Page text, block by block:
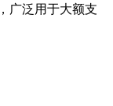
广泛用于大额支